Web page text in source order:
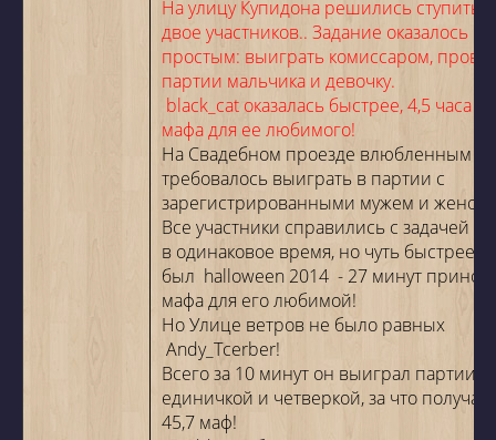
На улицу Купидона решились ступить
двое участников.. Задание оказалось
простым: выиграть комиссаром,
партии мальчика и девочку.
black_cat оказалась быстрее, 4,5 часа и
мафа для ее любимого!
На Свадебном проезде влюбленным
требовалось выиграть в партии с
зарегистрированными мужем и
Все участники справились с задачей
в одинаковое время, но чуть быстрее
был halloween 2014 - 27 минут
мафа для его любимой!
Но Улице ветров не было равных
Andy_Tcerber!
Всего за 10 минут он выиграл партии с
единичкой и четверкой, за что
45,7 маф!